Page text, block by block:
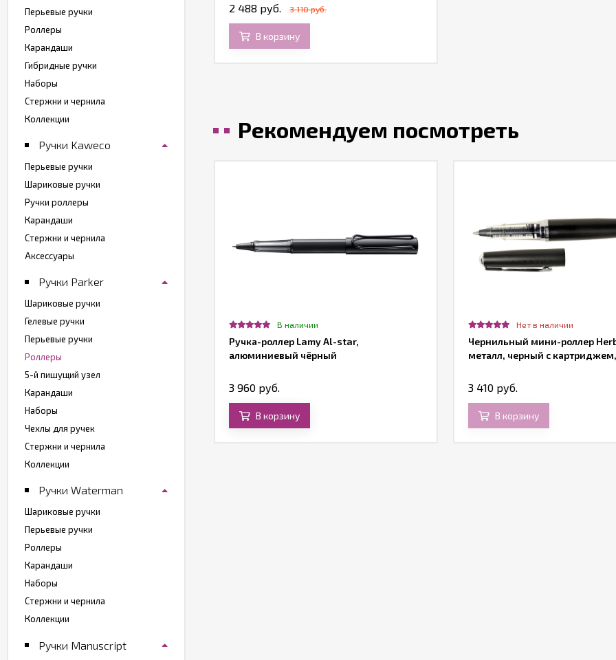
2 488 руб. 3 110 руб.
В корзину
Рекомендуем посмотреть
Нет в наличии
роллер Parker IM Essential T319
Black CT F черные чернила
руб.
В корзину
В наличии
Ручка-роллер Lamy Al-star,
алюминиевый чёрный
3 960 руб.
В корзину
Нет в наличии
Чернильный мини-роллер
металл, черный с
3 410 руб.
В корзину
Перьевые ручки
Роллеры
Карандаши
Гибридные ручки
Наборы
Стержни и чернила
Коллекции
Ручки Kaweco
Перьевые ручки
Шариковые ручки
Ручки роллеры
Карандаши
Стержни и чернила
Аксессуары
Ручки Parker
Шариковые ручки
Гелевые ручки
Перьевые ручки
Роллеры
5-й пишущий узел
Карандаши
Наборы
Чехлы для ручек
Стержни и чернила
Коллекции
Ручки Waterman
Шариковые ручки
Перьевые ручки
Роллеры
Карандаши
Наборы
Стержни и чернила
Коллекции
Ручки Manuscript